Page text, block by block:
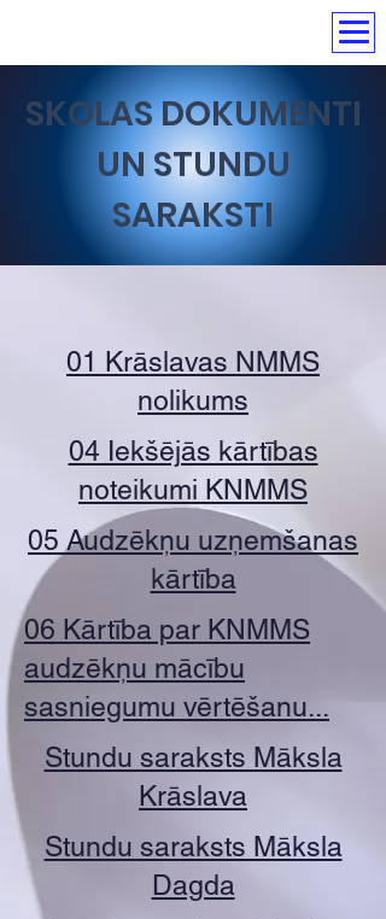
SKOLAS DOKUMENTI
UN STUNDU
SARAKSTI
01 Krāslavas NMMS
nolikums
04 Iekšējās kārtības
noteikumi KNMMS
05 Audzēkņu uzņemšanas
kārtība
06 Kārtība par KNMMS
audzēkņu mācību
sasniegumu vērtēšanu...
Stundu saraksts Māksla
Krāslava
Stundu saraksts Māksla
Dagda